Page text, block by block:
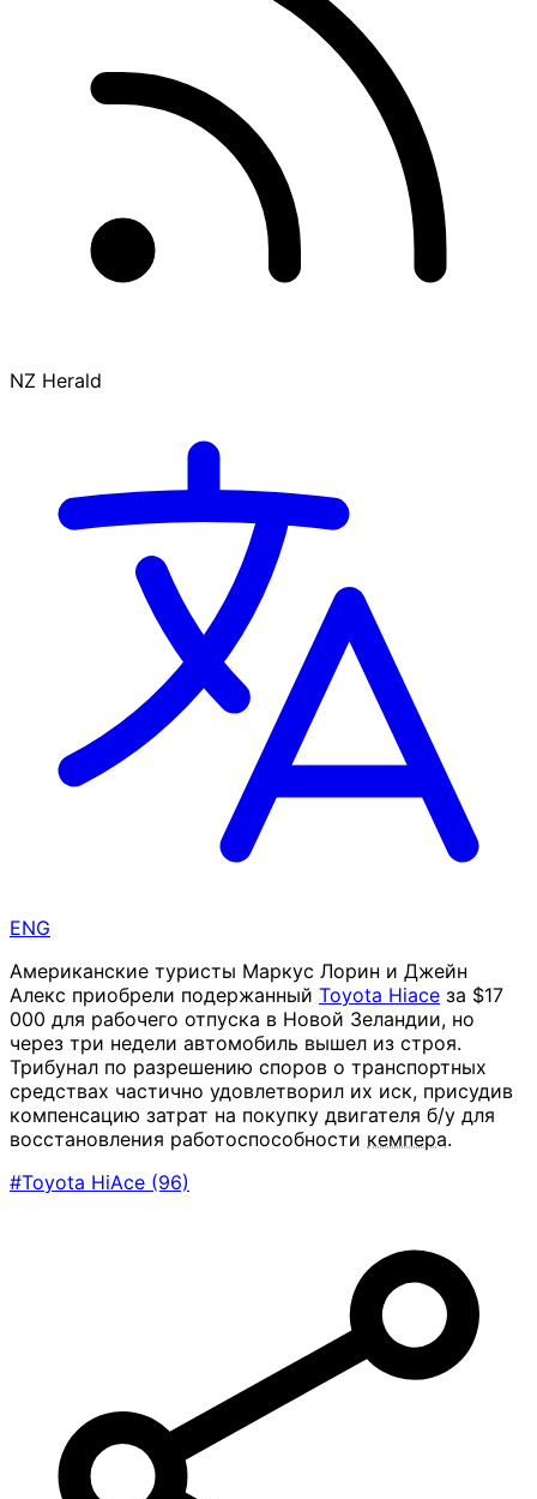
NZ Herald
ENG
Американские туристы Маркус Лорин и Джейн
Алекс приобрели подержанный Toyota Hiace за $17
000 для рабочего отпуска в Новой Зеландии, но
через три недели автомобиль вышел из строя.
Трибунал по разрешению споров о транспортных
средствах частично удовлетворил их иск, присудив
компенсацию затрат на покупку двигателя б/у для
восстановления работоспособности кемпера.
#Toyota HiAce (96)